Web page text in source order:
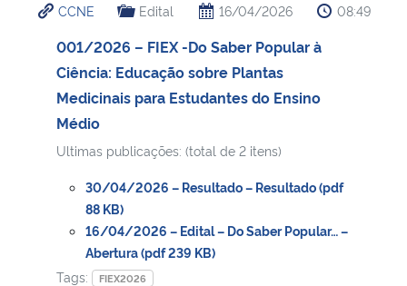
CCNE Edital 16/04/2026 08:49
001/2026 – FIEX -Do Saber Popular à
Ciência: Educação sobre Plantas
Medicinais para Estudantes do Ensino
Médio
Ultimas publicações: (total de 2 itens)
30/04/2026 – Resultado – Resultado (pdf
88 KB)
16/04/2026 – Edital – Do Saber Popular… –
Abertura (pdf 239 KB)
Tags:
FIEX2026